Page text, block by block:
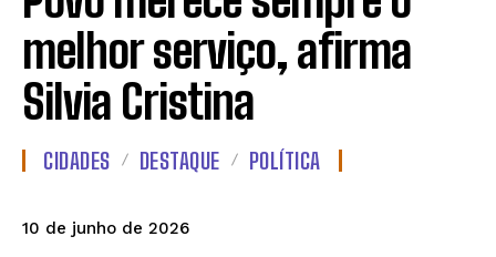
melhor serviço, afirma
Silvia Cristina
CIDADES DESTAQUE POLÍTICA
10 de junho de 2026